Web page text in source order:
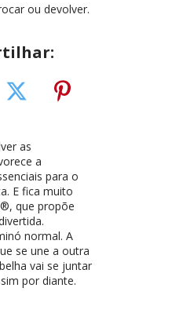
ou devolver.
as
a
para o
E fica muito
que propõe
normal. A
se une a outra
vai se juntar
por diante.